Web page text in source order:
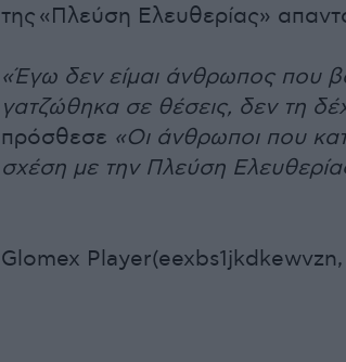
της «Πλεύση Ελευθερίας»
«Έγω δεν είμαι άνθρωπος που
γατζώθηκα σε θέσεις, δεν τη
πρόσθεσε «Οι άνθρωποι που
σχέση με την Πλεύση
Glomex